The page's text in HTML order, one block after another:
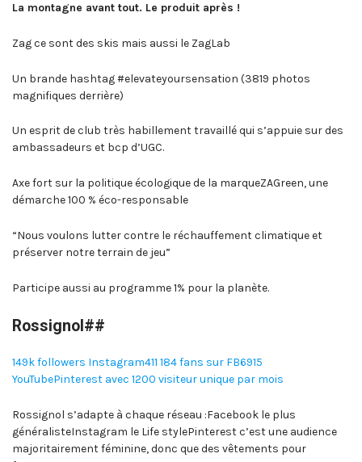
La montagne avant tout. Le produit après !
Zag ce sont des skis mais aussi le ZagLab
Un brande hashtag #elevateyoursensation (3819 photos
magnifiques derrière)
Un esprit de club très habillement travaillé qui s’appuie sur des
ambassadeurs et bcp d’UGC.
Axe fort sur la politique écologique de la marqueZAGreen, une
démarche 100 % éco-responsable
“Nous voulons lutter contre le réchauffement climatique et
préserver notre terrain de jeu”
Participe aussi au programme 1% pour la planète.
Rossignol##
149k followers Instagram411 184 fans sur FB6915
YouTubePinterest avec 1200 visiteur unique par mois
Rossignol s’adapte à chaque réseau :Facebook le plus
généralisteInstagram le Life stylePinterest c’est une audience
majoritairement féminine, donc que des vêtements pour